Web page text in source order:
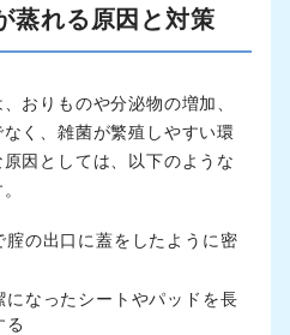
蒸れる原因と対策
おりものや分泌物の増加、
く、雑菌が繁殖しやすい環
因としては、以下のような
腟の出口に蓋をしたように密
なったシートやパッドを長
る